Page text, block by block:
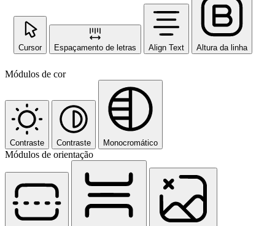
Cursor Espaçamento de letras Align Text Altura da linha
Módulos de cor
Contraste Contraste Monocromático
Módulos de orientação